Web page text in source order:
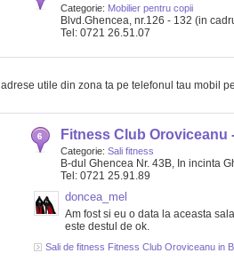
Categorie: Mobilier pentru copii
Blvd.Ghencea, nr.126 - 132 (in
Tel: 0721 26.51.07
adrese utile din zona ta pe telefonul tau mobil pe
Fitness Club Oroviceanu
Categorie: Sali fitness
B-dul Ghencea Nr. 43B, In incinta
Tel: 0721 25.91.89
doncea_mel
Am fost si eu o data la aceasta
este destul de ok.
Sali de fitness Fitness Club Oroviceanu in